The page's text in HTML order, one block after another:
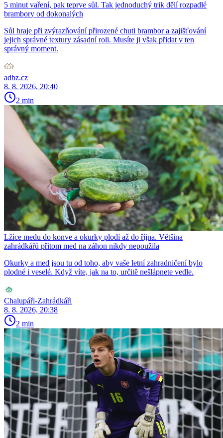
5 minut vaření, pak teprve sůl. Tak jednoduchý trik dělí rozpadlé
brambory od dokonalých
Sůl hraje při zvýrazňování přirozené chuti brambor a zajišťování
jejich správné textury zásadní roli. Musíte ji však přidat v ten
správný moment.
adbz.cz
8. 8. 2026, 20:40
2 min
Lžíce medu do konve a okurky plodí až do října. Většina
zahrádkářů přitom med na záhon nikdy nepoužila
Okurky a med jsou tu od toho, aby vaše letní zahradničení bylo
plodné i veselé. Když víte, jak na to, určitě nešlápnete vedle.
Chalupáři-Zahrádkáři
8. 8. 2026, 20:38
2 min